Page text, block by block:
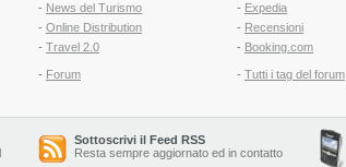
- News del Turismo
- Online Distribution
- Travel 2.0
- Forum
- Expedia
- Recensioni
- Booking.com
- Tutti i tag del forum
Sottoscrivi il Feed RSS
Resta sempre aggiornato ed in contatto